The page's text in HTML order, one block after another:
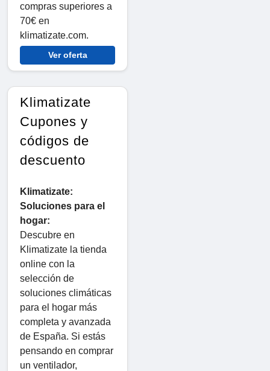
compras superiores a
70€ en
klimatizate.com.
Ver oferta
Klimatizate
Cupones y
códigos de
descuento
Klimatizate:
Soluciones para el
hogar:
Descubre en
Klimatizate la tienda
online con la
selección de
soluciones climáticas
para el hogar más
completa y avanzada
de España. Si estás
pensando en comprar
un ventilador,